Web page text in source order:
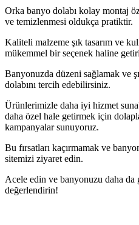
Orka banyo dolabı kolay montaj
ve temizlenmesi oldukça pratiktir.
Kaliteli malzeme şık tasarım ve
mükemmel bir seçenek haline
Banyonuzda düzeni sağlamak ve
dolabını tercih edebilirsiniz.
Ürünlerimizle daha iyi hizmet
daha özel hale getirmek için
kampanyalar sunuyoruz.
Bu fırsatları kaçırmamak ve
sitemizi ziyaret edin.
Acele edin ve banyonuzu daha da
değerlendirin!